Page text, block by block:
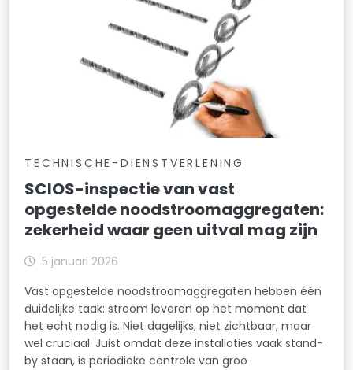
TECHNISCHE-DIENSTVERLENING
SCIOS-inspectie van vast
opgestelde noodstroomaggregaten:
zekerheid waar geen uitval mag zijn
5 januari 2026
Vast opgestelde noodstroomaggregaten hebben één
duidelijke taak: stroom leveren op het moment dat
het echt nodig is. Niet dagelijks, niet zichtbaar, maar
wel cruciaal. Juist omdat deze installaties vaak stand-
by staan, is periodieke controle van groo